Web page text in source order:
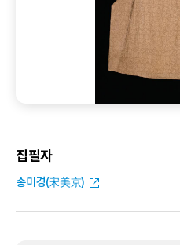
집필자
송미경(宋美京)